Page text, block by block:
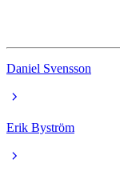
Daniel Svensson
Erik Byström